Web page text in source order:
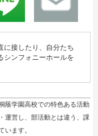
に接したり、自分たち
シンフォニーホールを
蔭学園高校での特色ある活動
運営し、部活動とは違う、課
ます。